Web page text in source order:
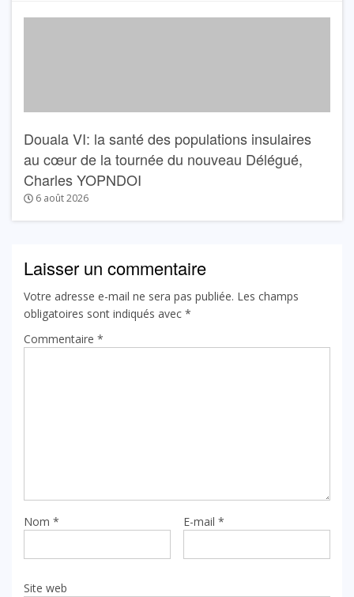
Douala VI: la santé des populations insulaires
au cœur de la tournée du nouveau Délégué,
Charles YOPNDOI
6 août 2026
Laisser un commentaire
Votre adresse e-mail ne sera pas publiée. Les champs
obligatoires sont indiqués avec *
Commentaire *
Nom * E-mail *
Site web